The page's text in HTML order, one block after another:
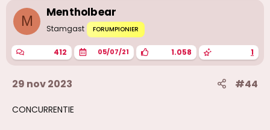
M
Mentholbear
Stamgast FORUMPIONIER
412 05/07/21 1.058 1
29 nov 2023 #44
CONCURRENTIE